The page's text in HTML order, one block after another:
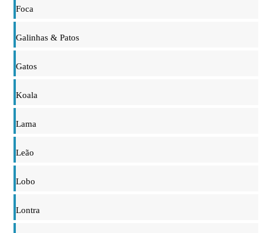
Foca
Galinhas & Patos
Gatos
Koala
Lama
Leão
Lobo
Lontra